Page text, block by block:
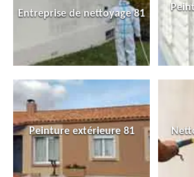
Entreprise de nettoyage 81
Peinture extérieure 81